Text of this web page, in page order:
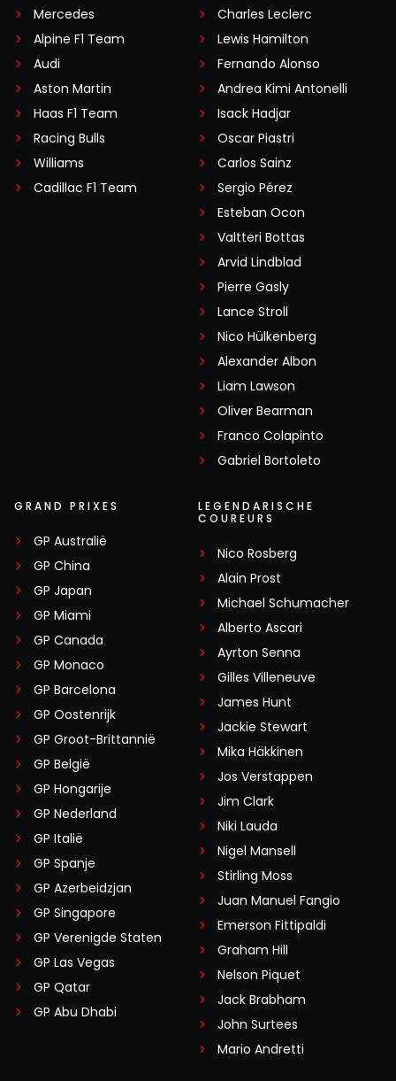
Mercedes
Alpine F1 Team
Audi
Aston Martin
Haas F1 Team
Racing Bulls
Williams
Cadillac F1 Team
Charles Leclerc
Lewis Hamilton
Fernando Alonso
Andrea Kimi Antonelli
Isack Hadjar
Oscar Piastri
Carlos Sainz
Sergio Pérez
Esteban Ocon
Valtteri Bottas
Arvid Lindblad
Pierre Gasly
Lance Stroll
Nico Hülkenberg
Alexander Albon
Liam Lawson
Oliver Bearman
Franco Colapinto
Gabriel Bortoleto
GRAND PRIXES
GP Australië
GP China
GP Japan
GP Miami
GP Canada
GP Monaco
GP Barcelona
GP Oostenrijk
GP Groot-Brittannië
GP België
GP Hongarije
GP Nederland
GP Italië
GP Spanje
GP Azerbeidzjan
GP Singapore
GP Verenigde Staten
GP Las Vegas
GP Qatar
GP Abu Dhabi
LEGENDARISCHE
COUREURS
Nico Rosberg
Alain Prost
Michael Schumacher
Alberto Ascari
Ayrton Senna
Gilles Villeneuve
James Hunt
Jackie Stewart
Mika Häkkinen
Jos Verstappen
Jim Clark
Niki Lauda
Nigel Mansell
Stirling Moss
Juan Manuel Fangio
Emerson Fittipaldi
Graham Hill
Nelson Piquet
Jack Brabham
John Surtees
Mario Andretti